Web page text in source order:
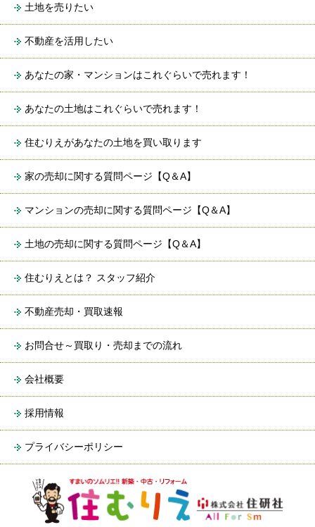
土地を売りたい
不動産を活用したい
あなたの家・マンションはこれぐらいで売れます！
あなたの土地はこれぐらいで売れます！
住むりえがあなたの土地を買い取ります
家の売却に関する質問ページ【Q＆A】
マンションの売却に関する質問ページ【Q＆A】
土地の売却に関する質問ページ【Q＆A】
住むりえとは？ スタッフ紹介
不動産売却・買取速報
お問合せ～買取り・売却までの流れ
会社概要
採用情報
プライバシーポリシー